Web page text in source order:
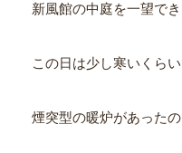
新風館の中庭を一望で
この日は少し寒いくらい
煙突型の暖炉があったの